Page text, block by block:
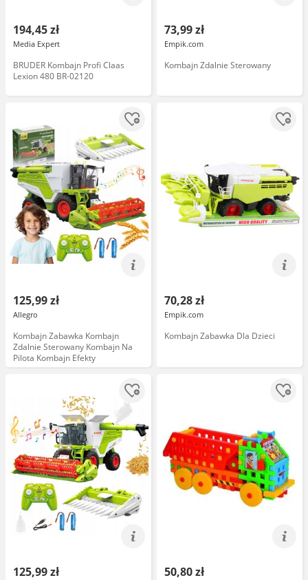
194,45 zł
Media Expert
BRUDER Kombajn Profi Claas
Lexion 480 BR-02120
73,99 zł
Empik.com
Kombajn Zdalnie Sterowany
125,99 zł
Allegro
Kombajn Zabawka Kombajn
Zdalnie Sterowany Kombajn Na
Pilota Kombajn Efekty
70,28 zł
Empik.com
Kombajn Zabawka Dla Dzieci
125,99 zł 50,80 zł